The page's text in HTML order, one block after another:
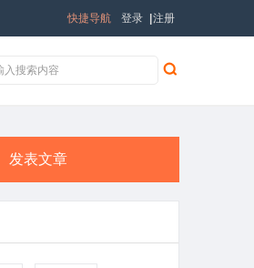
登录 注册
快捷导航
发表文章